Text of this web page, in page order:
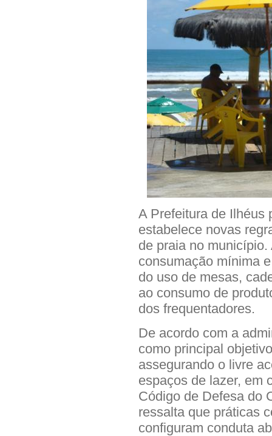
A Prefeitura de Ilhéus
estabelece novas
de praia no
consumação mínima
do uso de mesas,
ao consumo de
dos frequentadores.
De acordo com a
como principal
assegurando o livre
espaços de lazer, em
Código de Defesa do
ressalta que práticas
configuram conduta